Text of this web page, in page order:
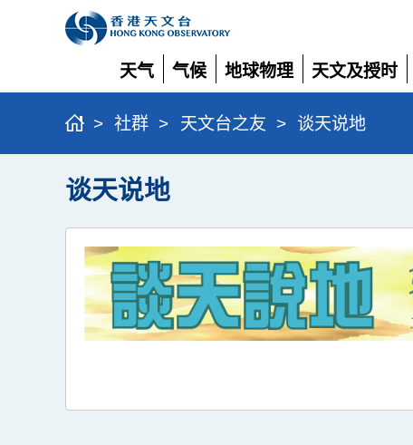
天气
展
开
气候
展
开
地球物理
展
开
天文及授时
展
开
> 社群 > 天文台之友 > 谈天说地
谈天说地